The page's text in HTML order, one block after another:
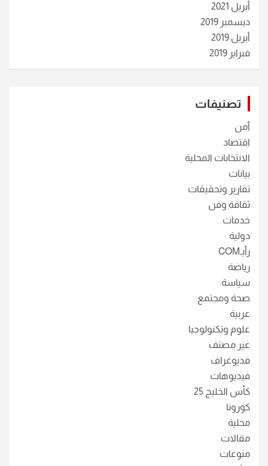
أبريل 2021
ديسمبر 2019
أبريل 2019
فبراير 2019
تصنيفات
أمن
اقتصاد
الانتخابات المحلية
بيانات
تقارير وتحقيقات
ثقافة وفن
خدمات
دولية
رأيـCOM
رياضة
سياسة
صحة ومجتمع
عربية
علوم وتكنولوجيا
غير مصنف
فديوغراف
فيديوهات
كأس الخليج 25
كورونا
محلية
مقالات
منوعات